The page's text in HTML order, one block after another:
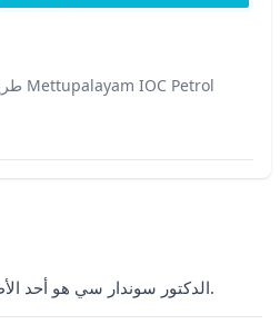
الدكتور سوندار سي هو أحد الأطباء الأكثر احتراما في تشيناي.